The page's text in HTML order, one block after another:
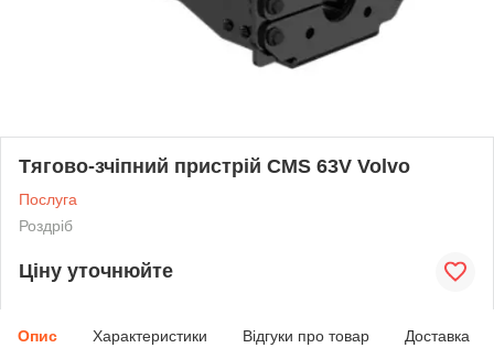
Тягово-зчіпний пристрій CMS 63V Volvo
Послуга
Роздріб
Ціну уточнюйте
Опис Характеристики Відгуки про товар Доставка